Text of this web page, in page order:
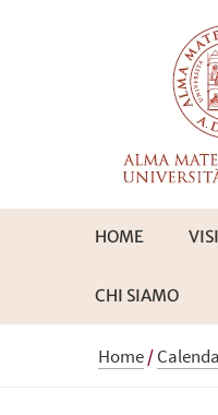
HOME
CHI SIAMO
Home/